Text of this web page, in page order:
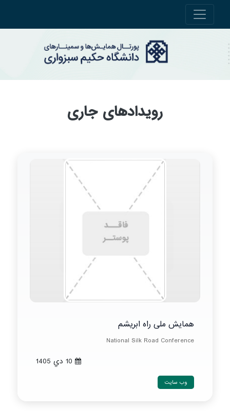
رویدادهای جاری
همایش ملی راه ابریشم
National Silk Road Conference
وب سایت